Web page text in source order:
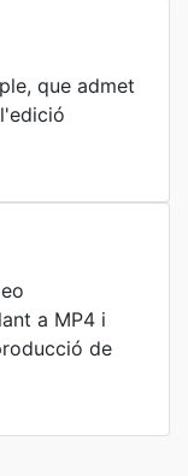
que admet
a MP4 i
de